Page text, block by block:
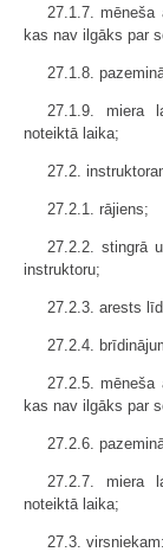
27.1.7. mēneša
kas nav ilgāks par
27.1.8.
27.1.9. miera
noteiktā laika;
27.2.
27.2.1. rājiens;
27.2.2. stingrā
instruktoru;
27.2.3. arests
27.2.4.
27.2.5. mēneša
kas nav ilgāks par
27.2.6.
27.2.7. miera
noteiktā laika;
27.3. virsniekam: